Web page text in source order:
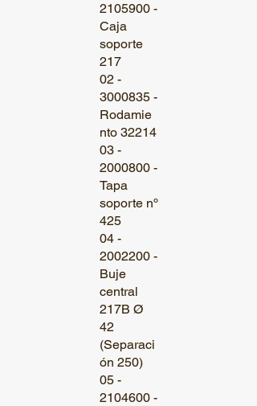
2105900 -
Caja
soporte
217
02 -
3000835 -
Rodamie
nto 32214
03 -
2000800 -
Tapa
soporte nº
425
04 -
2002200 -
Buje
central
217B Ø
42
(Separaci
ón 250)
05 -
2104600 -